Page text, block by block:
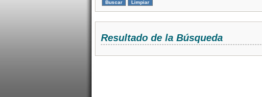
Resultado de la Búsqueda